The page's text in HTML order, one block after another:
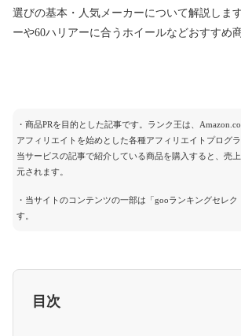
選びの基本・人気メーカーについて解説しま
ーや60ハリアーに合うホイールなどおすすめ
・商品PRを目的とした記事です。ランク王は、
アフィリエイトを始めとした各種アフィリエイトプログ
当サービスの記事で紹介している商品を購入すると、売
元されます。
・当サイトのコンテンツの一部は「gooランキングセレク
す。
目次